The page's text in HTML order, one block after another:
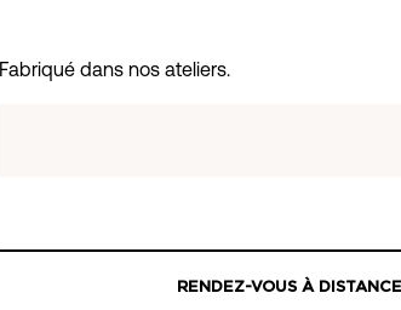
Fabriqué dans nos ateliers.
RENDEZ-VOUS À DISTANCE